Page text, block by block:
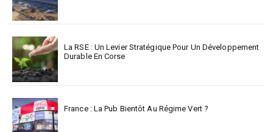
La RSE : Un Levier Stratégique Pour Un Développement
Durable En Corse
France : La Pub Bientôt Au Régime Vert ?